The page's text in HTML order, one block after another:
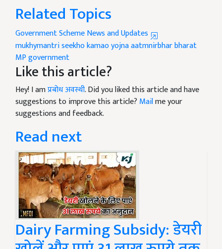
Related Topics
Government Scheme News and Updates
mukhymantri seekho kamao yojnaaatmnirbhar bharat
MP government
Like this article?
Hey! I amप्रबोध अवस्थी. Did you liked this article and have
suggestions to improve this article? Mailme your
suggestions and feedback.
Read next
Dairy Farming Subsidy: डेयरी